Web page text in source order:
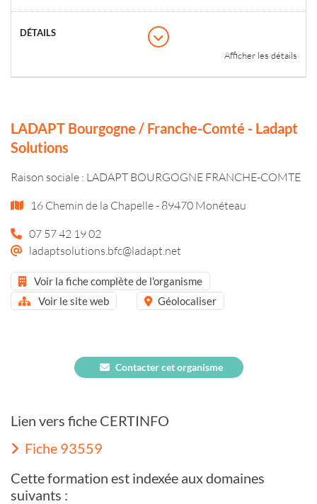
Afficher les détails
LADAPT Bourgogne / Franche-Comté - Ladapt
Solutions
Raison sociale : LADAPT BOURGOGNE FRANCHE-COMTE
16 Chemin de la Chapelle - 89470 Monéteau
07 57 42 19 02
ladaptsolutions.bfc@ladapt.net
Voir la fiche complète de l'organisme
Voir le site web
Géolocaliser
Contacter cet organisme
Lien vers fiche CERTINFO
Fiche 93559
Cette formation est indexée aux domaines
suivants :